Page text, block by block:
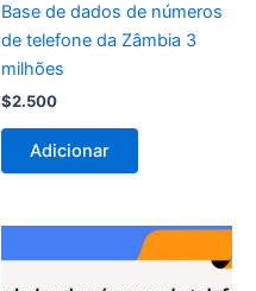
Base de dados de números
de telefone da Zâmbia 3
milhões
$2.500
Adicionar